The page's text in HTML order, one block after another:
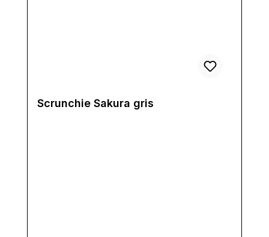
Scrunchie Sakura gris